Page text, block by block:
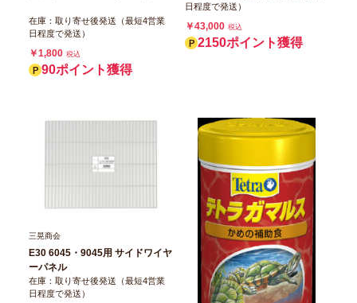
在庫：取り寄せ後発送（最短4営業
日程度で発送）
￥1,800 税込
90ポイント獲得
日程度で発送）
￥43,000 税込
2150ポイント獲得
三晃商会
E30 6045・9045用 サイドワイヤ
ーパネル
在庫：取り寄せ後発送（最短4営業
日程度で発送）